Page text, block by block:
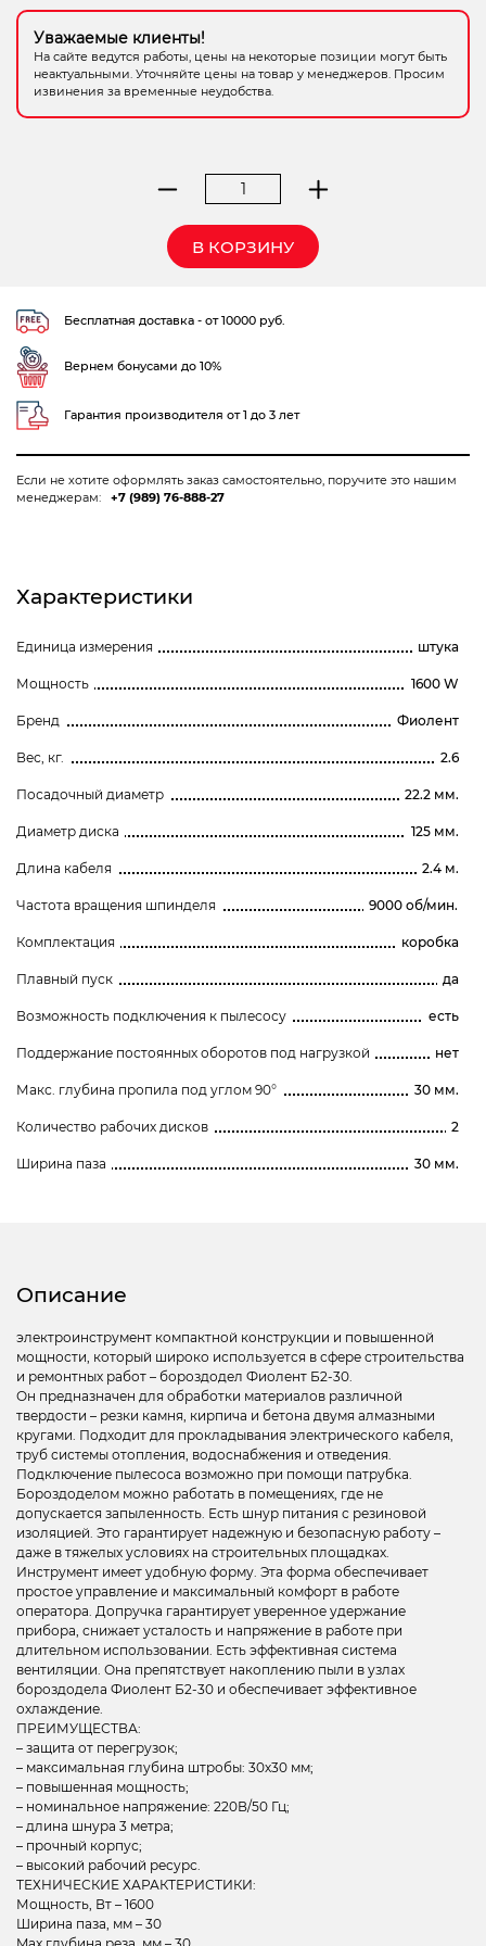
Уважаемые клиенты!
На сайте ведутся работы, цены на некоторые позиции могут быть
неактуальными. Уточняйте цены на товар у менеджеров. Просим
извинения за временные неудобства.
Количество
бороздодел
Фиолент
30
В КОРЗИНУ
Бесплатная доставка - от 10000 руб.
Вернем бонусами до 10%
Гарантия производителя от 1 до 3 лет
Если не хотите оформлять заказ самостоятельно, поручите это нашим
менеджерам:
+7 (989) 76-888-27
Характеристики
Единица измерения штука
Мощность 1600 W
Бренд Фиолент
Вес, кг. 2.6
Посадочный диаметр 22.2 мм.
Диаметр диска 125 мм.
Длина кабеля 2.4 м.
Частота вращения шпинделя 9000 об/мин.
Комплектация коробка
Плавный пуск да
Возможность подключения к пылесосу есть
Поддержание постоянных оборотов под нагрузкой нет
Макс. глубина пропила под углом 90° 30 мм.
Количество рабочих дисков 2
Ширина паза 30 мм.
Описание
электроинструмент компактной конструкции и повышенной
мощности, который широко используется в сфере строительства
и ремонтных работ – бороздодел Фиолент Б2-30.
Он предназначен для обработки материалов различной
твердости – резки камня, кирпича и бетона двумя алмазными
кругами. Подходит для прокладывания электрического кабеля,
труб системы отопления, водоснабжения и отведения.
Подключение пылесоса возможно при помощи патрубка.
Бороздоделом можно работать в помещениях, где не
допускается запыленность. Есть шнур питания с резиновой
изоляцией. Это гарантирует надежную и безопасную работу –
даже в тяжелых условиях на строительных площадках.
Инструмент имеет удобную форму. Эта форма обеспечивает
простое управление и максимальный комфорт в работе
оператора. Допручка гарантирует уверенное удержание
прибора, снижает усталость и напряжение в работе при
длительном использовании. Есть эффективная система
вентиляции. Она препятствует накоплению пыли в узлах
бороздодела Фиолент Б2-30 и обеспечивает эффективное
охлаждение.
ПРЕИМУЩЕСТВА:
– защита от перегрузок;
– максимальная глубина штробы: 30х30 мм;
– повышенная мощность;
– номинальное напряжение: 220В/50 Гц;
– длина шнура 3 метра;
– прочный корпус;
– высокий рабочий ресурс.
ТЕХНИЧЕСКИЕ ХАРАКТЕРИСТИКИ:
Мощность, Вт – 1600
Ширина паза, мм – 30